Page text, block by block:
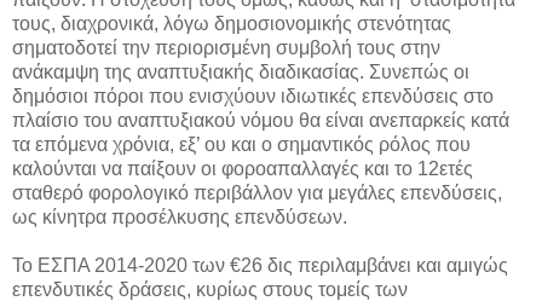
τους, διαχρονικά, λόγω δημοσιονομικής στενότητας
σηματοδοτεί την περιορισμένη συμβολή τους στην
ανάκαμψη της αναπτυξιακής διαδικασίας. Συνεπώς οι
δημόσιοι πόροι που ενισχύουν ιδιωτικές επενδύσεις στο
πλαίσιο του αναπτυξιακού νόμου θα είναι ανεπαρκείς κατά
τα επόμενα χρόνια, εξ’ ου και ο σημαντικός ρόλος που
καλούνται να παίξουν οι φοροαπαλλαγές και το 12ετές
σταθερό φορολογικό περιβάλλον για μεγάλες επενδύσεις,
ως κίνητρα προσέλκυσης επενδύσεων.
Το ΕΣΠΑ 2014-2020 των €26 δις περιλαμβάνει και αμιγώς
επενδυτικές δράσεις, κυρίως στους τομείς των